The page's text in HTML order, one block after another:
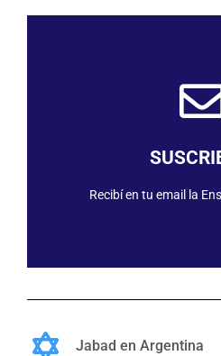
Recibí en tu email la
Jabad en Argentina